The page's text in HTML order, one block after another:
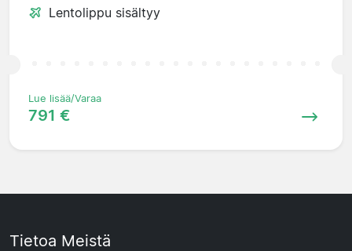
Lentolippu sisältyy
Lue lisää/Varaa
791 €
Tietoa Meistä